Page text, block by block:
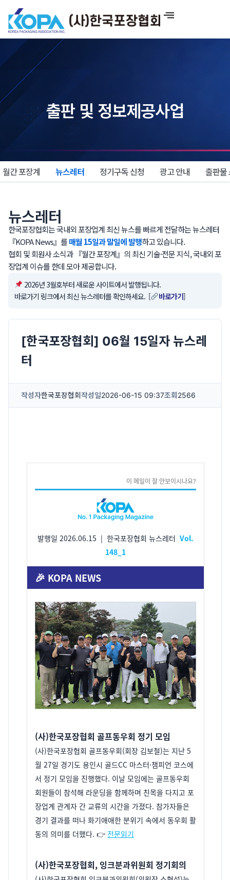
너
출판 및 정보제공사업
월간 포장계 뉴스레터 정기구독 신청 광고 안내 출판물
뉴스레터
한국포장협회는 국내외 포장업계 최신 뉴스를 빠르게 전달하는 뉴스레터
『KOPA News』를매월 15일과 말일에 발행하고 있습니다.
협회 및 회원사 소식과 『월간 포장계』의 최신 기술·전문 지식, 국내외 포
장업계 이슈를 한데 모아 제공합니다.
2026년 3월호부터 새로운 사이트에서 발행됩니다.
바로가기 링크에서 최신 뉴스레터를 확인하세요. [
바로가기]
[한국포장협회] 06월 15일자 뉴스레
터
작성자한국포장협회작성일2026-06-15 09:37조회 2566